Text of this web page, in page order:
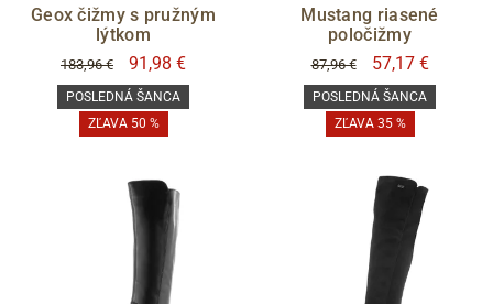
Ara
Barton
Caprice
Geox čižmy s pružným
lýtkom
183,96 € 91,98 €
POSLEDNÁ ŠANCA
ZĽAVA 50 %
Mustang riasené
poločižmy
87,96 € 57,17 €
POSLEDNÁ ŠANCA
ZĽAVA 35 %